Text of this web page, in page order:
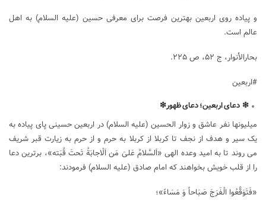
و پیاده ‌روی اربعین بهترین فرصت برای معرفی حسین (علیه السلام) به اهل
عالم است.
بحارالأنوار، ج ۵۲، ص ۲۲۵.
#اربعین
❇ دعایاربعین؛دعایظهور❇
میلیونها نفر عاشق و زوار الحسین (علیه السلام) در اربعین حسینی پای پیاده به
یک سیر و هدف از نجف تا کربلا از کربلا به حرم و از حرم به زیارت قبر شریف
می روند تا به امید وعده الهی «اَلسَّلامُ عَلیَ مَن اَلْاجابَةُ تَحتَ قُبَته»، برترین دعا
را از قلب خویش بخواهند که امام صادق (علیه السلام) فرمودند:
«فَتَوَقَّعُوا الْفَرَجَ صَبَاحاً وَ مَسَاءً»؛